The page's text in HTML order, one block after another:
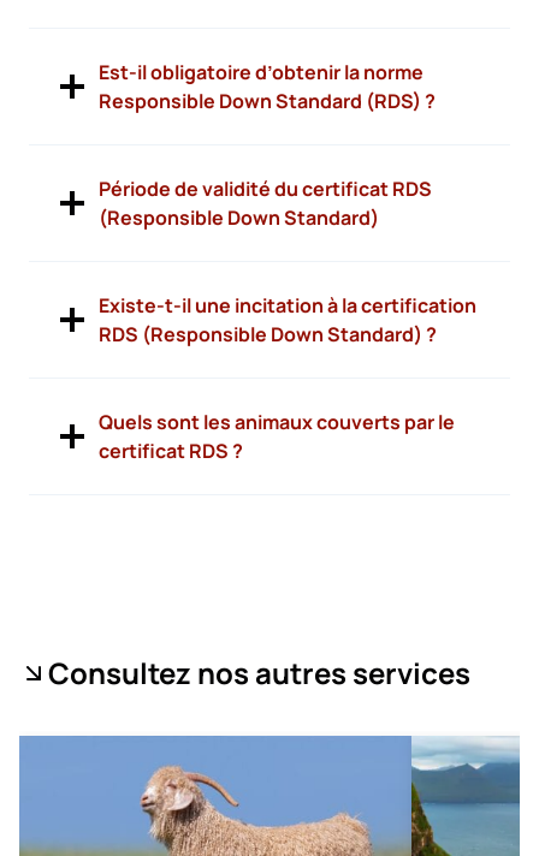
Est-il obligatoire d’obtenir la norme
Responsible Down Standard (RDS) ?
Période de validité du certificat RDS
(Responsible Down Standard)
Existe-t-il une incitation à la certification
RDS (Responsible Down Standard) ?
Quels sont les animaux couverts par le
certificat RDS ?
Consultez nos autres services